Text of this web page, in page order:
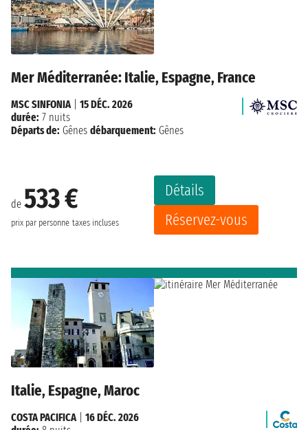
Mer Méditerranée: Italie, Espagne, France
de 533 €
prix par personne taxes incluses
Détails
Réservez-vous
MSC SINFONIA| 15 DÉC. 2026
durée: 7 nuits
Départs de: Gênes débarquement: Gênes
Italie, Espagne, Maroc
COSTA PACIFICA
16 DÉC. 2026